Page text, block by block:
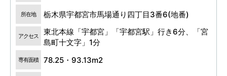
所在地 栃木県宇都宮市馬場通り四丁目3番6(地番)
アクセス
東北本線「宇都宮」「宇都宮駅」行き6分、「宮
島町十文字」1分
専有面積 78.25・93.13m2